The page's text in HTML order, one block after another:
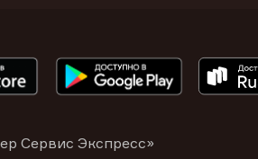
Сервис Экспресс»